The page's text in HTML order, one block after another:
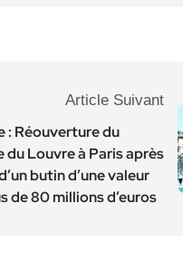
Article Suivant
: Réouverture du
du Louvre à Paris après
butin d’une valeur
de 80 millions d’euros